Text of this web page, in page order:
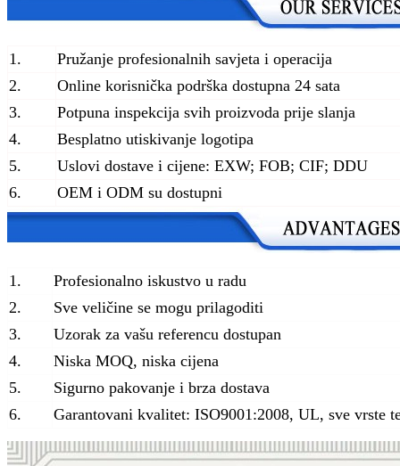
1.
Pružanje profesionalnih savjeta i operacija
2.
Online korisnička podrška dostupna 24 sata
3.
Potpuna inspekcija svih proizvoda prije slanja
4.
Besplatno utiskivanje logotipa
5.
Uslovi dostave i cijene: EXW; FOB; CIF; DDU
6.
OEM i ODM su dostupni
1.
Profesionalno iskustvo u radu
2.
Sve veličine se mogu prilagoditi
3.
Uzorak za vašu referencu dostupan
4.
Niska MOQ, niska cijena
5.
Sigurno pakovanje i brza dostava
6.
Garantovani kvalitet: ISO9001:2008, UL, sve vrste